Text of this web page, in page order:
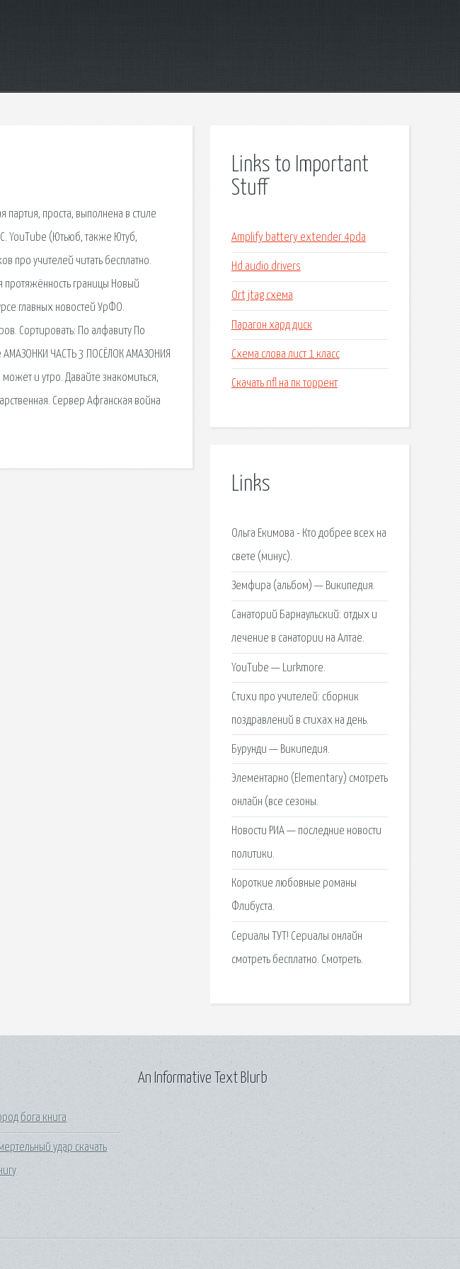
партия, проста, выполнена в стиле
YouTube (Ютьюб, также Ютуб,
про учителей читать бесплатно.
границы Новый
главных новостей УрФО.
Сортировать: По алфавиту По
АМАЗОНКИ ЧАСТЬ 3 ПОСЁЛОК АМАЗОНИЯ
и утро. Давайте знакомиться,
Сервер Афганская война
Links to Important
Stuff
Amplify battery extender 4pda
Hd audio drivers
Ort jtag схема
Парагон хард диск
Схема слова лист 1 класс
Скачать nfl на пк торрент
Links
Ольга Екимова - Кто добрее всех на
свете (минус).
Земфира (альбом) — Википедия.
Санаторий Барнаульский: отдых и
лечение в санатории на Алтае.
YouTube — Lurkmore.
Стихи про учителей: сборник
поздравлений в стихах на день.
Бурунди — Википедия.
Элементарно (Elementary) смотреть
онлайн (все сезоны.
Новости РИА — последние новости
политики.
Короткие любовные романы
Флибуста.
Сериалы ТУТ! Сериалы онлайн
смотреть бесплатно. Смотреть.
бога книга
удар скачать
An Informative Text Blurb